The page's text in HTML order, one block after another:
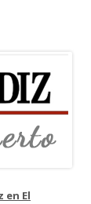
en El